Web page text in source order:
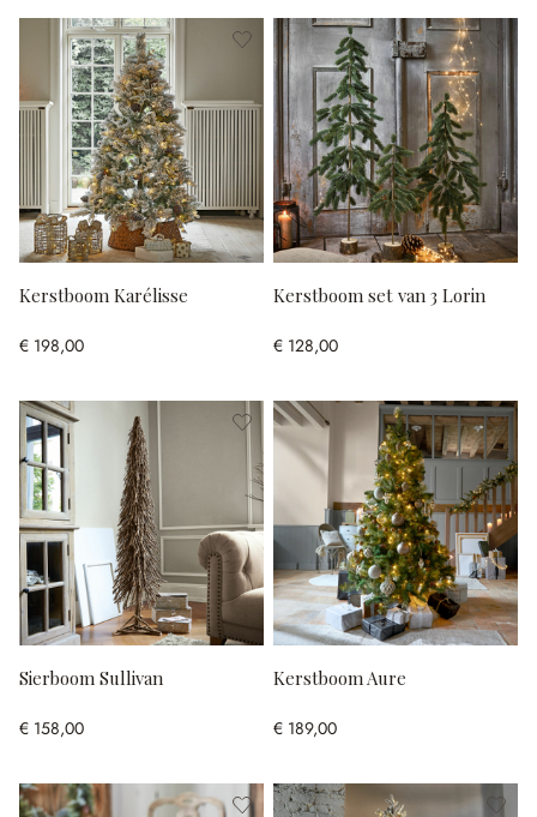
Kerstboom Karélisse
€ 198,00
Kerstboom set van 3 Lorin
€ 128,00
Sierboom Sullivan
€ 158,00
Kerstboom Aure
€ 189,00